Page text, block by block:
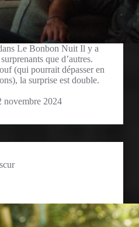
Le Bonbon Nuit Il y a
que d’autres.
(qui pourrait dépasser en
la surprise est double.
novembre 2024